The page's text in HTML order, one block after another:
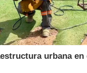
urbana en